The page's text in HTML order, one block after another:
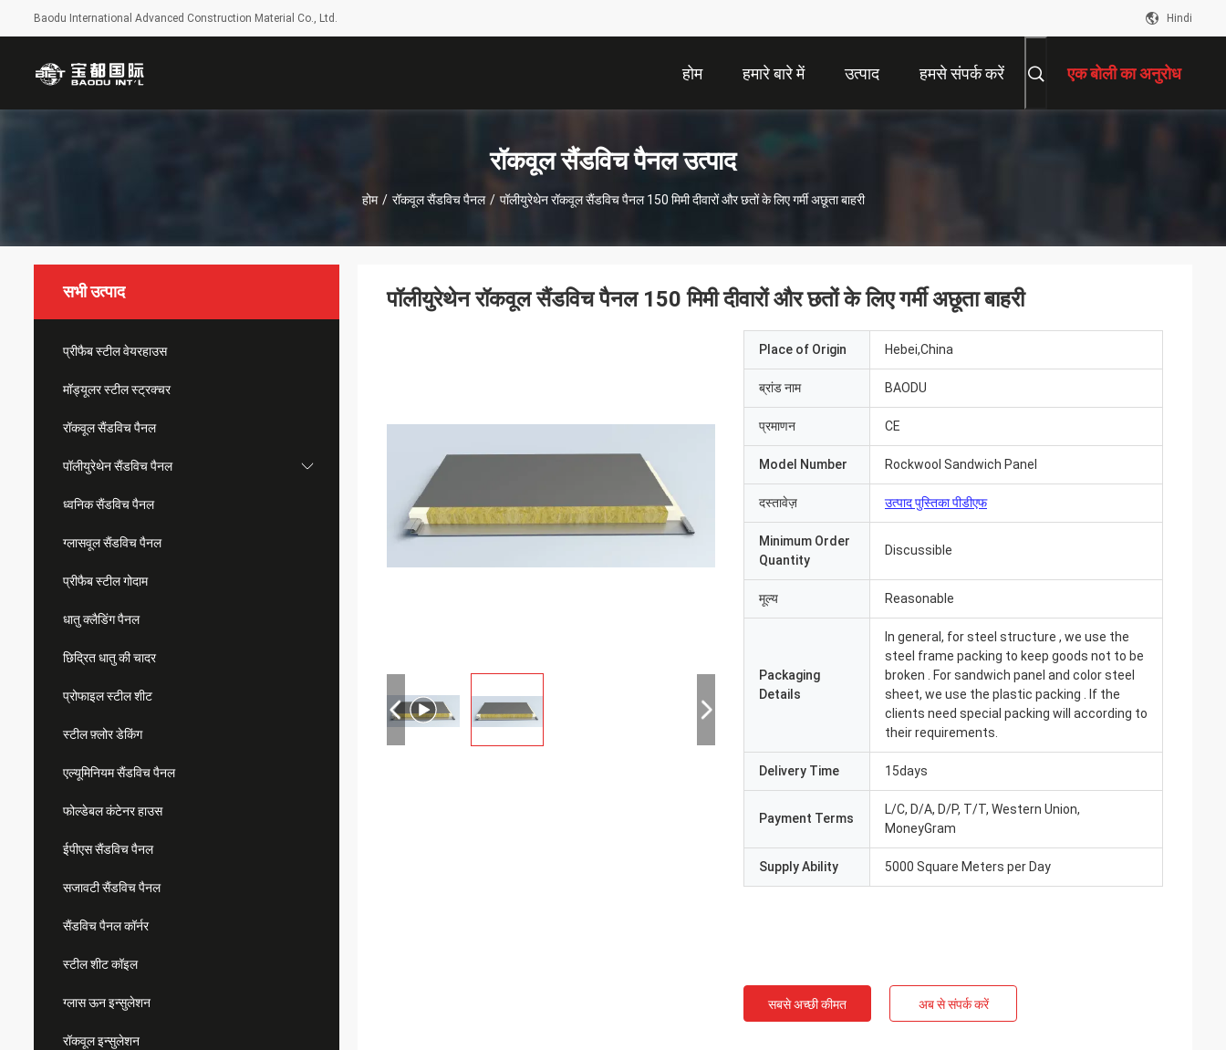
Baodu International Advanced Construction Material Co., Ltd. Hindi
होम हमारे बारे में उत्पाद हमसे संपर्क करें एक बोली का अनुरोध
रॉकवूल सैंडविच पैनल उत्पाद
होम / रॉकवूल सैंडविच पैनल / पॉलीयुरेथेन रॉकवूल सैंडविच पैनल 150 मिमी दीवारों और छतों के लिए गर्मी अछूता बाहरी
सभी उत्पाद
प्रीफैब स्टील वेयरहाउस
मॉड्यूलर स्टील स्ट्रक्चर
रॉकवूल सैंडविच पैनल
पॉलीयुरेथेन सैंडविच पैनल
ध्वनिक सैंडविच पैनल
ग्लासवूल सैंडविच पैनल
प्रीफैब स्टील गोदाम
धातु क्लैडिंग पैनल
छिद्रित धातु की चादर
प्रोफाइल स्टील शीट
स्टील फ़्लोर डेकिंग
एल्यूमिनियम सैंडविच पैनल
फोल्डेबल कंटेनर हाउस
ईपीएस सैंडविच पैनल
सजावटी सैंडविच पैनल
सैंडविच पैनल कॉर्नर
स्टील शीट कॉइल
ग्लास ऊन इन्सुलेशन
रॉकवूल इन्सुलेशन
पॉलीयुरेथेन रॉकवूल सैंडविच पैनल 150 मिमी दीवारों और छतों के लिए गर्मी अछूता बाहरी
Place of Origin Hebei,China
ब्रांड नाम BAODU
प्रमाणन CE
Model Number Rockwool Sandwich Panel
दस्तावेज़ उत्पाद पुस्तिका पीडीएफ
Minimum Order
Quantity
Discussible
मूल्य Reasonable
Packaging
Details
In general, for steel structure , we use the
steel frame packing to keep goods not to be
broken . For sandwich panel and color steel
sheet, we use the plastic packing . If the
clients need special packing will according to
their requirements.
Delivery Time 15days
Payment Terms
L/C, D/A, D/P, T/T, Western Union,
MoneyGram
Supply Ability 5000 Square Meters per Day
सबसे अच्छी कीमत अब से संपर्क करें